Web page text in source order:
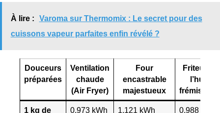
À lire :
Varoma sur Thermomix : Le secret pour des
cuissons vapeur parfaites enfin révélé ?
Douceurs
préparées
Ventilation
chaude
(Air Fryer)
Four
encastrable
majestueux
Friteuse à
l’huile
1 kg de
0,973 kWh 1,121 kWh 0,988 kWh